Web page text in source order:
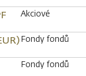
Akciové
Fondy fondů
Fondy fondů